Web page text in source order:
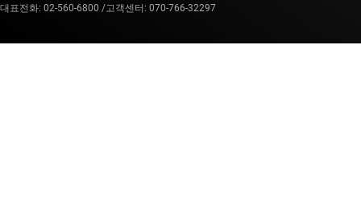
대표전화: 02-560-6800 /고객센터: 070-766-32297